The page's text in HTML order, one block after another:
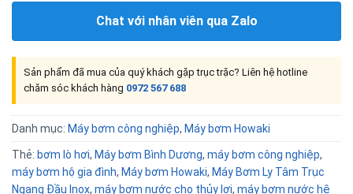
Chat với nhân viên qua Zalo
Sản phẩm đã mua của quý khách gặp trục trặc? Liên hệ hotline
chăm sóc khách hàng 0972 567 688
Danh mục: Máy bơm công nghiệp, Máy bơm Howaki
Thẻ: bơm lò hơi, Máy bơm Bình Dương, máy bơm công nghiệp,
máy bơm hộ gia đình, Máy bơm Howaki, Máy Bơm Ly Tâm Trục
Ngang Đầu Inox, máy bơm nước cho thủy lợi, máy bơm nước hệ